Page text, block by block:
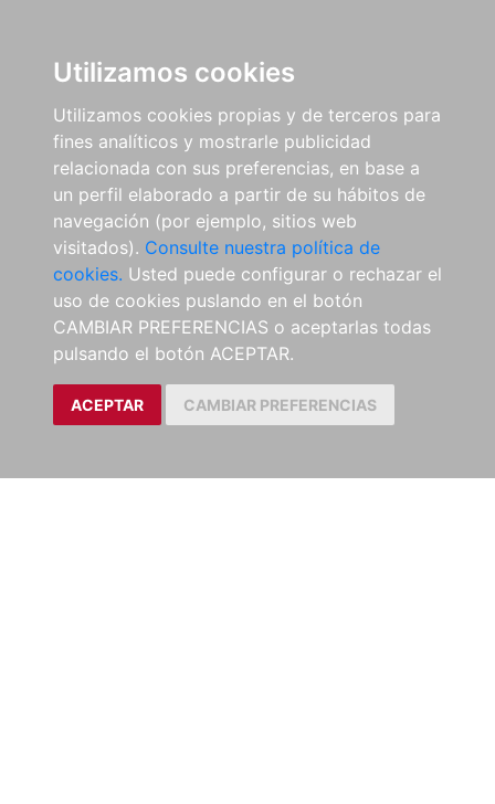
Utilizamos cookies
Utilizamos cookies propias y de terceros para
fines analíticos y mostrarle publicidad
relacionada con sus preferencias, en base a
un perfil elaborado a partir de su hábitos de
navegación (por ejemplo, sitios web
visitados). Consulte nuestra política de
cookies. Usted puede configurar o rechazar el
uso de cookies puslando en el botón
CAMBIAR PREFERENCIAS o aceptarlas todas
pulsando el botón ACEPTAR.
ACEPTAR CAMBIAR PREFERENCIAS